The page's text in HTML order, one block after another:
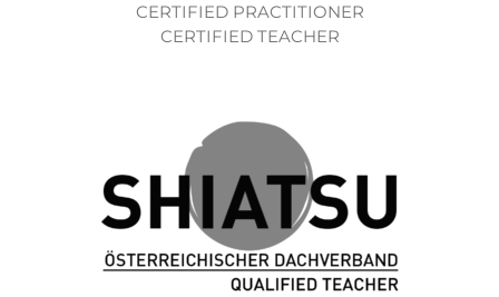
CERTIFIED PRACTITIONER
CERTIFIED TEACHER